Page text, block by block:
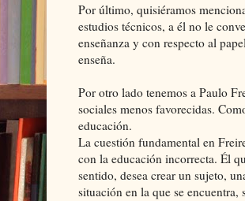
Por último, quisiéramos
estudios técnicos, a él no le
enseñanza y con respecto al
enseña.
Por otro lado tenemos a Paulo
sociales menos favorecidas.
educación.
La cuestión fundamental en
con la educación incorrecta. Él
sentido, desea crear un sujeto,
situación en la que se